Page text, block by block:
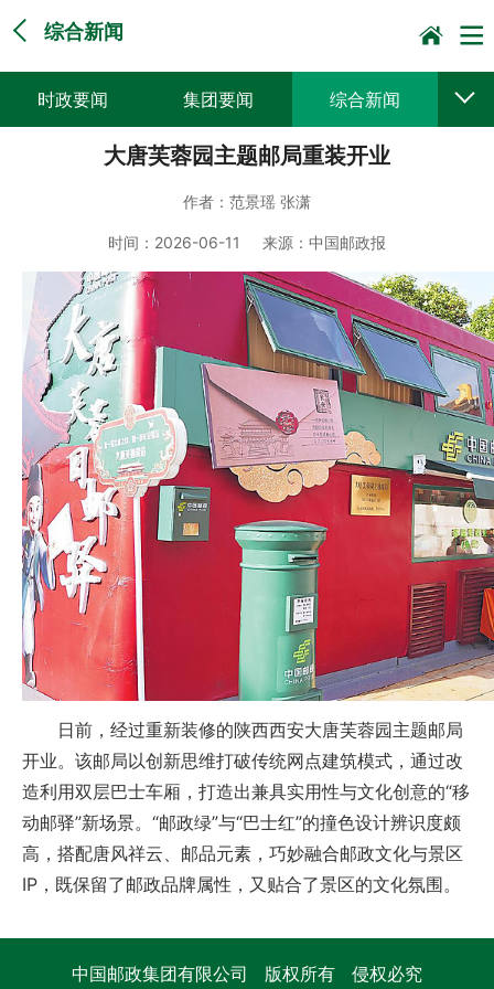
综合新闻
时政要闻 集团要闻 综合新闻
媒体聚焦 党建动态 普遍服务
企业文化
大唐芙蓉园主题邮局重装开业
作者： 范景瑶 张潇
时间： 2026-06-11 来源： 中国邮政报
日前，经过重新装修的陕西西安大唐芙蓉园主题邮局
开业。该邮局以创新思维打破传统网点建筑模式，通过改
造利用双层巴士车厢，打造出兼具实用性与文化创意的“移
动邮驿”新场景。“邮政绿”与“巴士红”的撞色设计辨识度颇
高，搭配唐风祥云、邮品元素，巧妙融合邮政文化与景区
IP，既保留了邮政品牌属性，又贴合了景区的文化氛围。
中国邮政集团有限公司 版权所有 侵权必究